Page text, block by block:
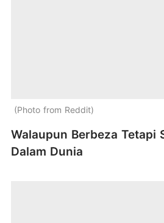
Photo from Reddit
Walaupun Berbeza Tetapi
Dalam Dunia